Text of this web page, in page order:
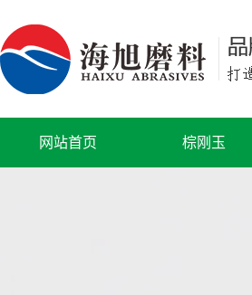
网站首页 棕刚玉